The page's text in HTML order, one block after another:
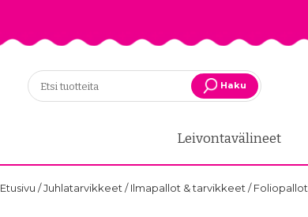
Haku
Leivontavälineet
Etusivu /Juhlatarvikkeet /Ilmapallot & tarvikkeet /Foliopallot